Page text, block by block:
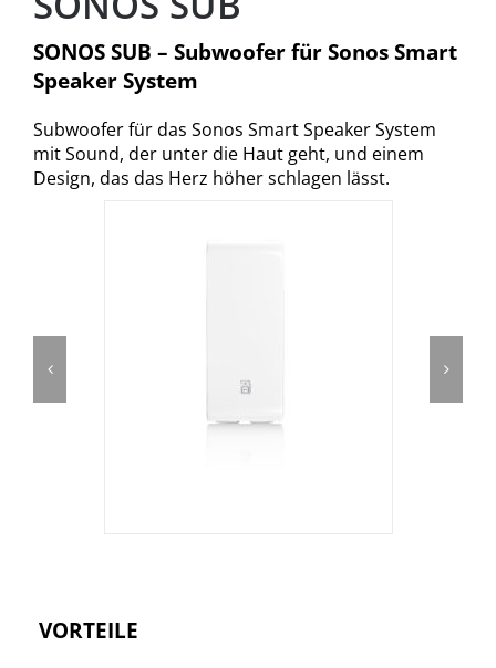
SONOS SUB – Subwoofer für Sonos Smart
Speaker System
Subwoofer für das Sonos Smart Speaker System
mit Sound, der unter die Haut geht, und einem
Design, das das Herz höher schlagen lässt.
VORTEILE